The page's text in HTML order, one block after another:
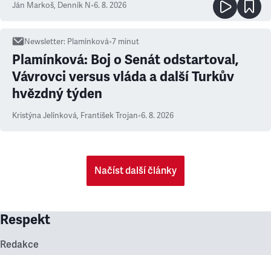
Ján Markoš, Denník N•6. 8. 2026
Newsletter: Plamínková•7 minut
Plamínková: Boj o Senát odstartoval,
Vávrovci versus vláda a další Turkův
hvězdný týden
Kristýna Jelínková, František Trojan•6. 8. 2026
Načíst další články
Respekt
Redakce